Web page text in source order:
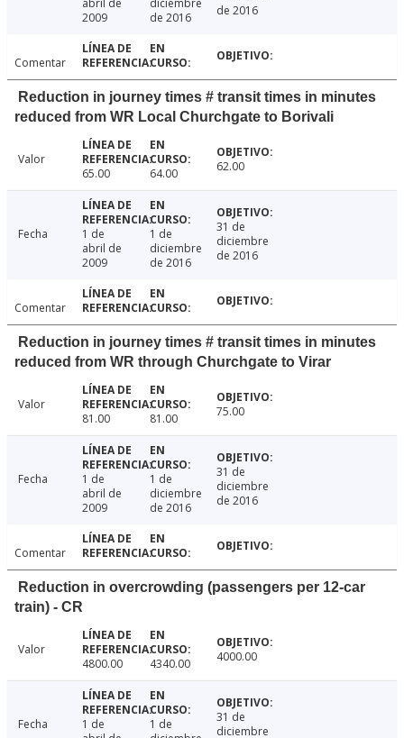
abril de
2009
diciembre
de 2016
de 2016
Comentar
Reduction in journey times # transit times in minutes
reduced from WR Local Churchgate to Borivali
Valor
65.00
64.00 62.00
Fecha
1 de
abril de
2009
1 de
diciembre
de 2016
31 de
diciembre
de 2016
Comentar
Reduction in journey times # transit times in minutes
reduced from WR through Churchgate to Virar
Valor
81.00
81.00 75.00
Fecha
1 de
abril de
2009
1 de
diciembre
de 2016
31 de
diciembre
de 2016
Comentar
Reduction in overcrowding (passengers per 12-car
train) - CR
Valor
4800.00
4340.00 4000.00
Fecha
1 de
1 de
31 de
diciembre